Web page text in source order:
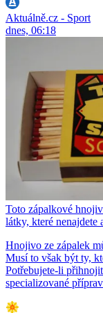
Aktuálně.cz - Sport
dnes, 06:18
Toto zápalkové
látky, které nenajdete
Hnojivo ze zápalek
Musí to však být ty,
Potřebujete-li
specializované